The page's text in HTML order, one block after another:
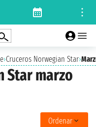
›Cruceros Norwegian Star›
Star marzo
Ordenar